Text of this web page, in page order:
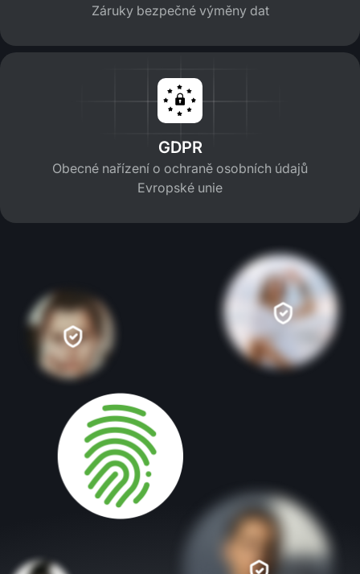
Záruky bezpečné výměny dat
GDPR
Obecné nařízení o ochraně osobních údajů
Evropské unie